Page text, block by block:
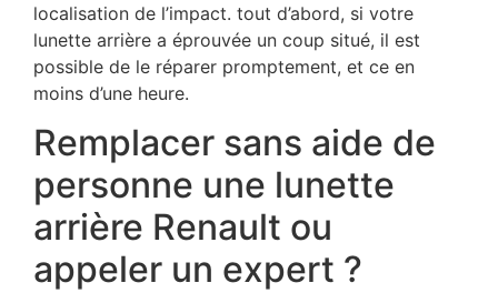
localisation de l’impact. tout d’abord, si votre
lunette arrière a éprouvée un coup situé, il est
possible de le réparer promptement, et ce en
moins d’une heure.
Remplacer sans aide de
personne une lunette
arrière Renault ou
appeler un expert ?